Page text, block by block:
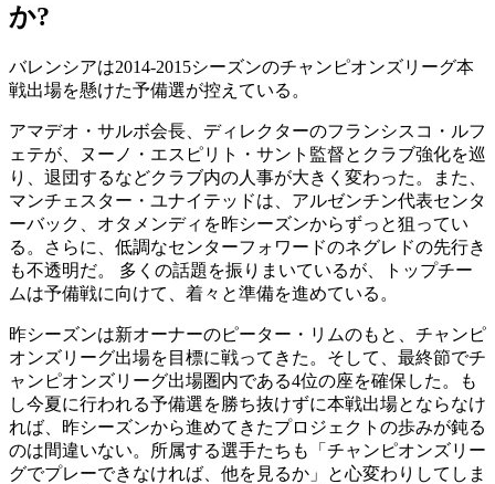
か?
バレンシアは2014-2015シーズンのチャンピオンズリーグ本
戦出場を懸けた予備選が控えている。
アマデオ・サルボ会長、ディレクターのフランシスコ・ルフ
ェテが、ヌーノ・エスピリト・サント監督とクラブ強化を巡
り、退団するなどクラブ内の人事が大きく変わった。また、
マンチェスター・ユナイテッドは、アルゼンチン代表センタ
ーバック、オタメンディを昨シーズンからずっと狙ってい
る。さらに、低調なセンターフォワードのネグレドの先行き
も不透明だ。 多くの話題を振りまいているが、トップチー
ムは予備戦に向けて、着々と準備を進めている。
昨シーズンは新オーナーのピーター・リムのもと、チャンピ
オンズリーグ出場を目標に戦ってきた。そして、最終節でチ
ャンピオンズリーグ出場圏内である4位の座を確保した。も
し今夏に行われる予備選を勝ち抜けずに本戦出場とならなけ
れば、昨シーズンから進めてきたプロジェクトの歩みが鈍る
のは間違いない。所属する選手たちも「チャンピオンズリー
グでプレーできなければ、他を見るか」と心変わりしてしま